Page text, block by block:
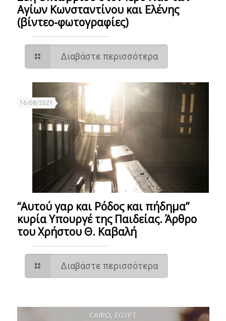
Αγίων Κωνσταντίνου και Ελένης
(βίντεο-φωτογραφίες)
Διαβάστε περισσότερα
16/08/2021
“Αυτού γαρ και Ρόδος και πήδημα”
κυρία Υπουργέ της Παιδείας. Άρθρο
του Χρήστου Θ. Καβαλή
Διαβάστε περισσότερα
CAIRO, EGYPT